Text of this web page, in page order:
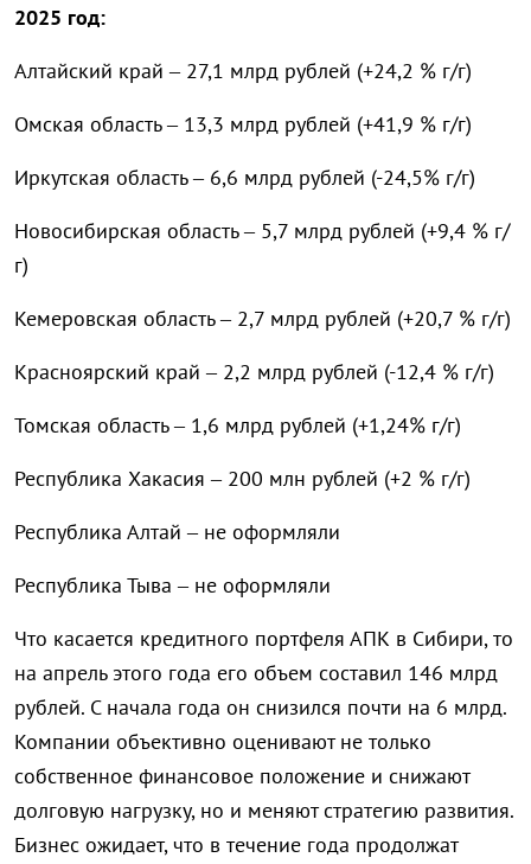
2025 год:
Алтайский край – 27,1 млрд рублей (+24,2 % г/г)
Омская область – 13,3 млрд рублей (+41,9 % г/г)
Иркутская область – 6,6 млрд рублей (-24,5% г/г)
Новосибирская область – 5,7 млрд рублей (+9,4 % г/
г)
Кемеровская область – 2,7 млрд рублей (+20,7 % г/г)
Красноярский край – 2,2 млрд рублей (-12,4 % г/г)
Томская область – 1,6 млрд рублей (+1,24% г/г)
Республика Хакасия – 200 млн рублей (+2 % г/г)
Республика Алтай – не оформляли
Республика Тыва – не оформляли
Что касается кредитного портфеля АПК в Сибири, то
на апрель этого года его объем составил 146 млрд
рублей. С начала года он снизился почти на 6 млрд.
Компании объективно оценивают не только
собственное финансовое положение и снижают
долговую нагрузку, но и меняют стратегию развития.
Бизнес ожидает, что в течение года продолжат